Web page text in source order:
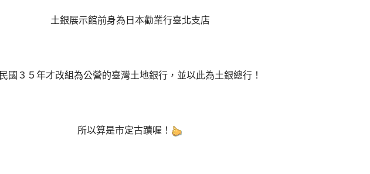
土銀展示館前身為日本勸業行臺北支店
民國３５年才改組為公營的臺灣土地銀行，並以此為土銀總行！
所以算是市定古蹟喔！